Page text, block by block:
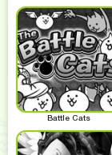
Battle Cats